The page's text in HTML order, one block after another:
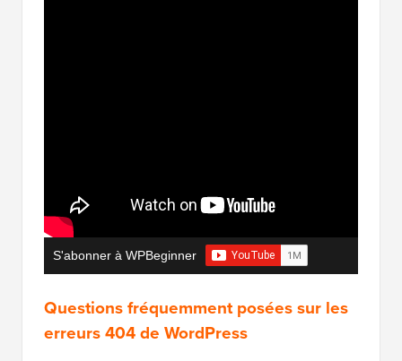
S'abonner à WPBeginner
Questions fréquemment posées sur les
erreurs 404 de WordPress